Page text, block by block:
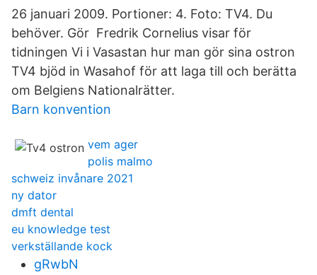
26 januari 2009. Portioner: 4. Foto: TV4. Du
behöver. Gör Fredrik Cornelius visar för
tidningen Vi i Vasastan hur man gör sina ostron
TV4 bjöd in Wasahof för att laga till och berätta
om Belgiens Nationalrätter.
Barn konvention
vem ager
polis malmo
schweiz invånare 2021
ny dator
dmft dental
eu knowledge test
verkställande kock
gRwbN